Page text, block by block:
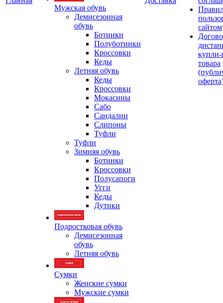
Мужская обувь
Демисезонная
обувь
Ботинки
Полуботинки
Кроссовки
Кеды
Летняя обувь
Кеды
Кроссовки
Мокасины
Сабо
Сандалии
Слипоны
Туфли
Туфли
Зимняя обувь
Ботинки
Кроссовки
Полусапоги
Угги
Кеды
Дутики
Подростковая обувь
Демисезонная
обувь
Летняя обувь
Сумки
Женские сумки
Мужские сумки
сайтом
товара